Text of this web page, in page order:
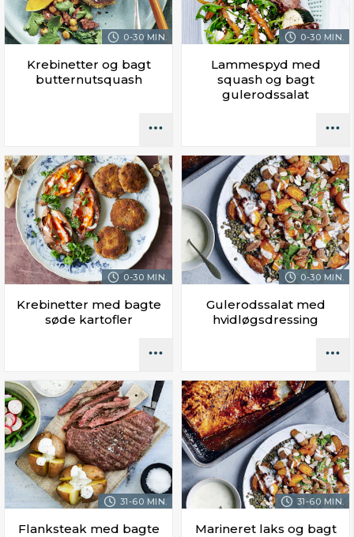
0-30 MIN.
Krebinetter og bagt
butternutsquash
0-30 MIN.
Lammespyd med
squash og bagt
gulerodssalat
0-30 MIN.
Krebinetter med bagte
søde kartofler
0-30 MIN.
Gulerodssalat med
hvidløgsdressing
31-60 MIN.
Flanksteak med bagte
31-60 MIN.
Marineret laks og bagt